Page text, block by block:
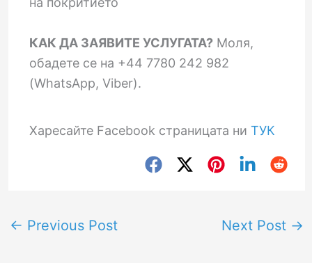
КАК ДА ЗАЯВИТЕ УСЛУГАТА?Моля,
обадете се на +44 7780 242 982
(WhatsApp, Viber).
Харесайте Facebook страницата ни ТУК
← Previous Post Next Post →